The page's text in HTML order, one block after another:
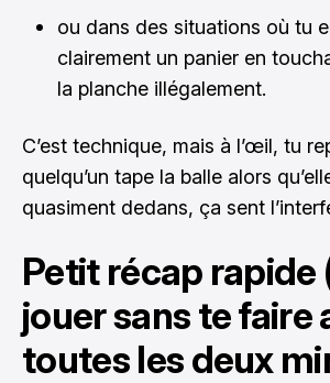
ou dans des situations où tu
clairement un panier en
la planche illégalement.
C’est technique, mais à l’œil, tu
quelqu’un tape la balle alors
quasiment dedans, ça sent
Petit récap rapide
jouer sans te faire
toutes les deux